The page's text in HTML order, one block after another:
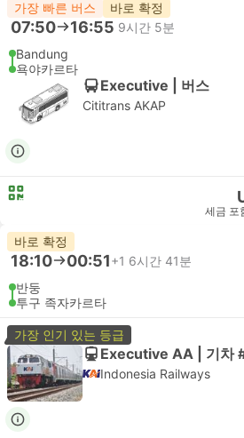
가장 빠른 버스 바로 확정
07:50 16:55 9시간 5분
Bandung
욕야카르타
Executive | 버스
Cititrans AKAP
세금 포
바로 확정
18:10 00:51+1 6시간 41분
반둥
투구 족자카르타
가장 인기 있는 등급
Executive AA | 기차
Indonesia Railways